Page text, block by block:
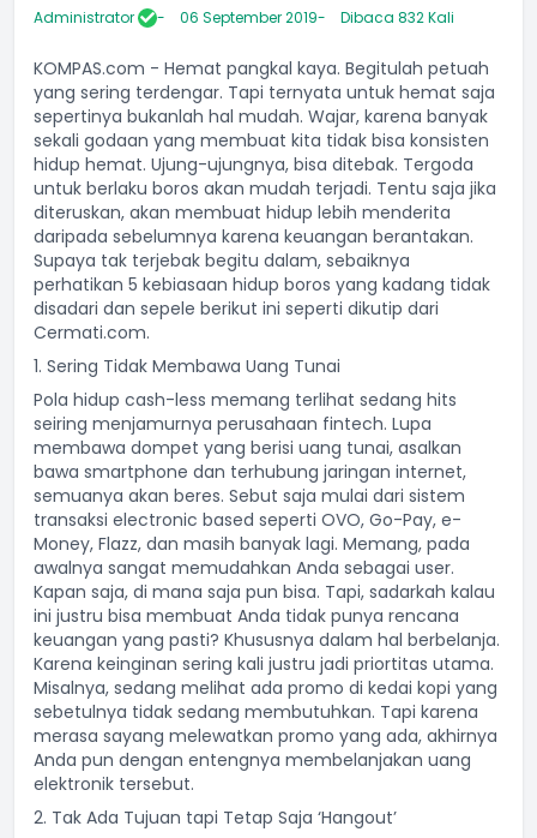
Administrator 06 September 2019 Dibaca 832 Kali
KOMPAS.com - Hemat pangkal kaya. Begitulah petuah
yang sering terdengar. Tapi ternyata untuk hemat saja
sepertinya bukanlah hal mudah. Wajar, karena banyak
sekali godaan yang membuat kita tidak bisa konsisten
hidup hemat. Ujung-ujungnya, bisa ditebak. Tergoda
untuk berlaku boros akan mudah terjadi. Tentu saja jika
diteruskan, akan membuat hidup lebih menderita
daripada sebelumnya karena keuangan berantakan.
Supaya tak terjebak begitu dalam, sebaiknya
perhatikan 5 kebiasaan hidup boros yang kadang tidak
disadari dan sepele berikut ini seperti dikutip dari
Cermati.com.
1. Sering Tidak Membawa Uang Tunai
Pola hidup cash-less memang terlihat sedang hits
seiring menjamurnya perusahaan fintech. Lupa
membawa dompet yang berisi uang tunai, asalkan
bawa smartphone dan terhubung jaringan internet,
semuanya akan beres. Sebut saja mulai dari sistem
transaksi electronic based seperti OVO, Go-Pay, e-
Money, Flazz, dan masih banyak lagi. Memang, pada
awalnya sangat memudahkan Anda sebagai user.
Kapan saja, di mana saja pun bisa. Tapi, sadarkah kalau
ini justru bisa membuat Anda tidak punya rencana
keuangan yang pasti? Khususnya dalam hal berbelanja.
Karena keinginan sering kali justru jadi priortitas utama.
Misalnya, sedang melihat ada promo di kedai kopi yang
sebetulnya tidak sedang membutuhkan. Tapi karena
merasa sayang melewatkan promo yang ada, akhirnya
Anda pun dengan entengnya membelanjakan uang
elektronik tersebut.
2. Tak Ada Tujuan tapi Tetap Saja ‘Hangout’